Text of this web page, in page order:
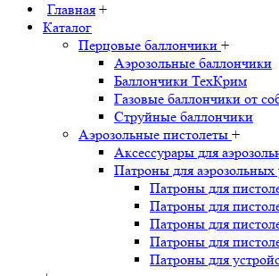
Главная +
Каталог
Перцовые баллончики +
Аэрозольные баллончики
Баллончики ТехКрим
Газовые баллончики от
Струйные баллончики
Аэрозольные пистолеты +
Аксессурары для
Патроны для аэрозольных
Патроны для
Патроны для
Патроны для
Патроны для
Патроны для